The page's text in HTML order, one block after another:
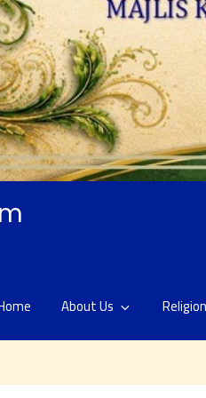
About Us Religion